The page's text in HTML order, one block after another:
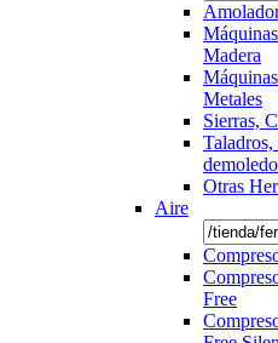
Madera
Metales
Sierras,
Otras
Aire
Free